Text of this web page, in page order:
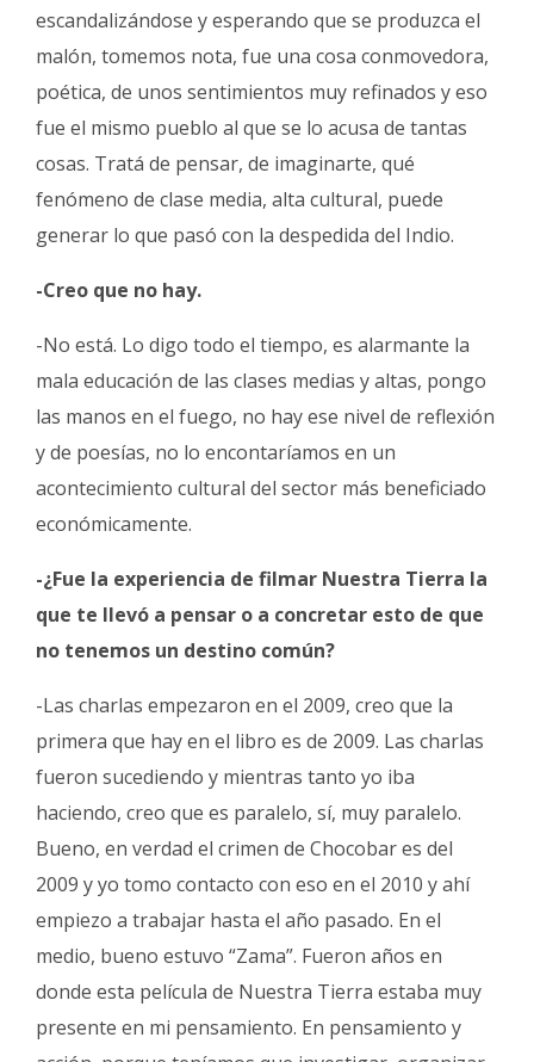
escandalizándose y esperando que se produzca el
malón, tomemos nota, fue una cosa conmovedora,
poética, de unos sentimientos muy refinados y eso
fue el mismo pueblo al que se lo acusa de tantas
cosas. Tratá de pensar, de imaginarte, qué
fenómeno de clase media, alta cultural, puede
generar lo que pasó con la despedida del Indio.
-Creo que no hay.
-No está. Lo digo todo el tiempo, es alarmante la
mala educación de las clases medias y altas, pongo
las manos en el fuego, no hay ese nivel de reflexión
y de poesías, no lo encontaríamos en un
acontecimiento cultural del sector más beneficiado
económicamente.
-¿Fue la experiencia de filmar Nuestra Tierra la
que te llevó a pensar o a concretar esto de que
no tenemos un destino común?
-Las charlas empezaron en el 2009, creo que la
primera que hay en el libro es de 2009. Las charlas
fueron sucediendo y mientras tanto yo iba
haciendo, creo que es paralelo, sí, muy paralelo.
Bueno, en verdad el crimen de Chocobar es del
2009 y yo tomo contacto con eso en el 2010 y ahí
empiezo a trabajar hasta el año pasado. En el
medio, bueno estuvo “Zama”. Fueron años en
donde esta película de Nuestra Tierra estaba muy
presente en mi pensamiento. En pensamiento y